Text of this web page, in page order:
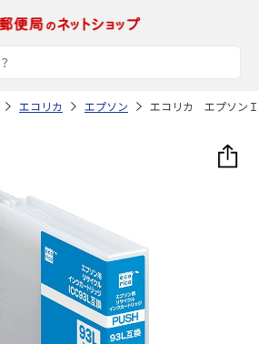
エコリカ エプソン エコリカ エプソン